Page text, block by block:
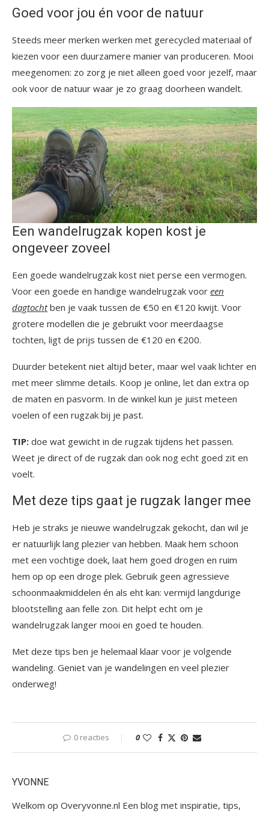
Goed voor jou én voor de natuur
Steeds meer merken werken met gerecycled materiaal of
kiezen voor een duurzamere manier van produceren. Mooi
meegenomen: zo zorg je niet alleen goed voor jezelf, maar
ook voor de natuur waar je zo graag doorheen wandelt.
Een wandelrugzak kopen kost je
ongeveer zoveel
Een goede wandelrugzak kost niet perse een vermogen.
Voor een goede en handige wandelrugzak voor een
dagtochtben je vaak tussen de €50 en €120 kwijt. Voor
grotere modellen die je gebruikt voor meerdaagse
tochten, ligt de prijs tussen de €120 en €200.
Duurder betekent niet altijd beter, maar wel vaak lichter en
met meer slimme details. Koop je online, let dan extra op
de maten en pasvorm. In de winkel kun je juist meteen
voelen of een rugzak bij je past.
TIP: doe wat gewicht in de rugzak tijdens het passen.
Weet je direct of de rugzak dan ook nog echt goed zit en
voelt.
Met deze tips gaat je rugzak langer mee
Heb je straks je nieuwe wandelrugzak gekocht, dan wil je
er natuurlijk lang plezier van hebben. Maak hem schoon
met een vochtige doek, laat hem goed drogen en ruim
hem op op een droge plek. Gebruik geen agressieve
schoonmaakmiddelen én als eht kan: vermijd langdurige
blootstelling aan felle zon. Dit helpt echt om je
wandelrugzak langer mooi en goed te houden.
Met deze tips ben je helemaal klaar voor je volgende
wandeling. Geniet van je wandelingen en veel plezier
onderweg!
0 reacties 0
YVONNE
Welkom op Overyvonne.nl Een blog met inspiratie, tips,